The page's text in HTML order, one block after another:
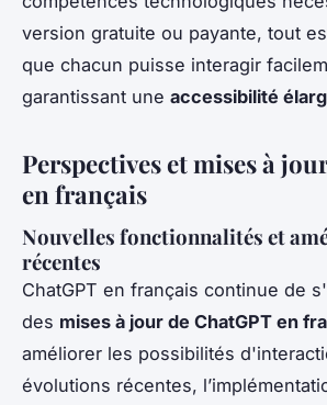
version gratuite ou payante, tout
que chacun puisse interagir
garantissant une accessibilité
Perspectives et mises à
en français
Nouvelles fonctionnalités et
récentes
ChatGPT en français continue de
des mises à jour de ChatGPT en
améliorer les possibilités
évolutions récentes,